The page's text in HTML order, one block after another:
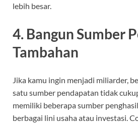
lebih besar.
4. Bangun Sumber
Tambahan
Jika kamu ingin menjadi miliarder,
satu sumber pendapatan tidak
memiliki beberapa sumber
berbagai lini usaha atau investasi.